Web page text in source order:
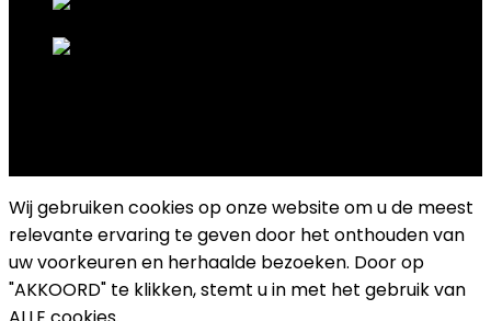
Wij gebruiken cookies op onze website om u de meest
relevante ervaring te geven door het onthouden van
uw voorkeuren en herhaalde bezoeken. Door op
"AKKOORD" te klikken, stemt u in met het gebruik van